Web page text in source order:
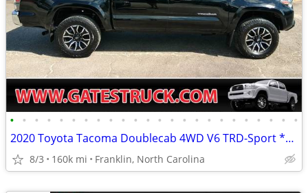
• • • • • • • • • • • • • • • • • • • • • • • •
2020 Toyota Tacoma Doublecab 4WD V6 TRD-Sport *Black*
8/3 160k mi Franklin, North Carolina